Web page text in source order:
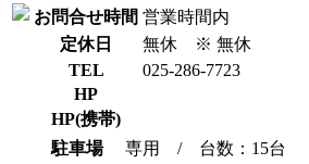
お問合せ時間 営業時間内
定休日
無休 ※ 無休
TEL
025-286-7723
HP
HP(携帯)
駐車場
専用 / 台数：15台